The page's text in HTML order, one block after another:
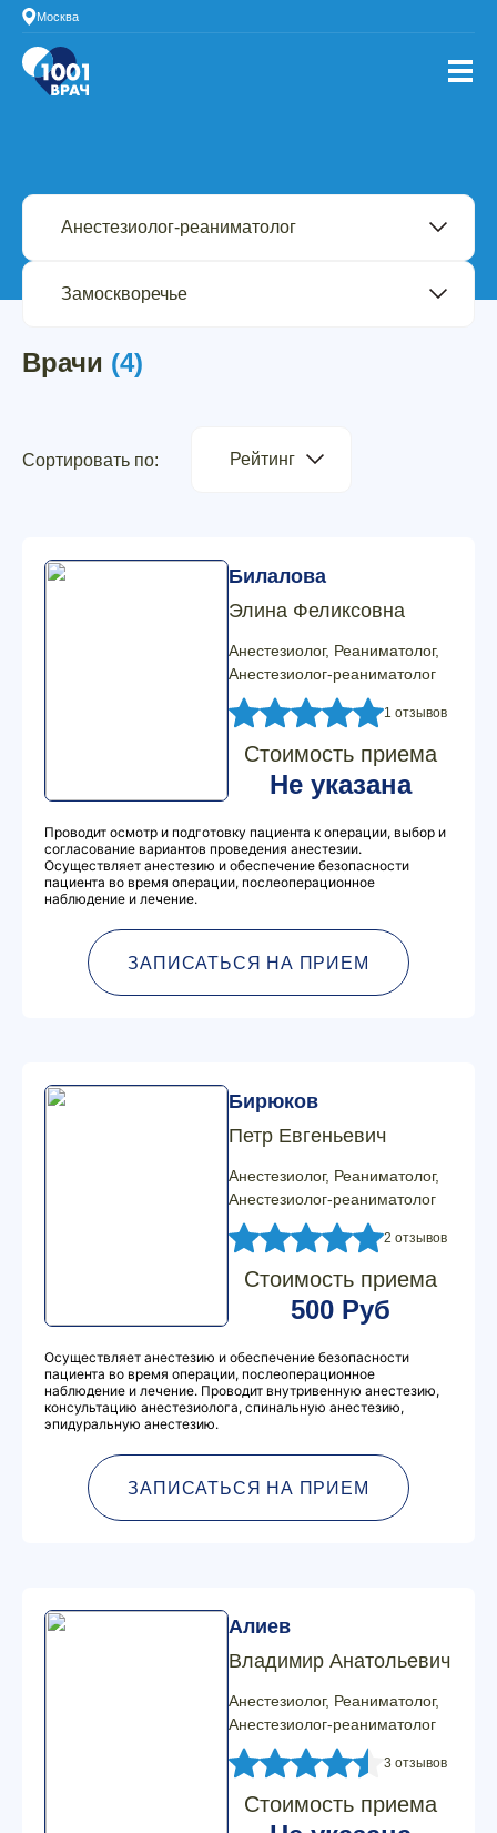
Москва
Врачи (4)
Сортировать по: Рейтинг
Билалова
Элина Феликсовна
Анестезиолог, Реаниматолог,
Анестезиолог-реаниматолог
1 отзывов
Стоимость приема
Не указана
Проводит осмотр и подготовку пациента к операции, выбор и
согласование вариантов проведения анестезии.
Осуществляет анестезию и обеспечение безопасности
пациента во время операции, послеоперационное
наблюдение и лечение.
ЗАПИСАТЬСЯ НА ПРИЕМ
Бирюков
Петр Евгеньевич
Анестезиолог, Реаниматолог,
Анестезиолог-реаниматолог
2 отзывов
Стоимость приема
500 Руб
Осуществляет анестезию и обеспечение безопасности
пациента во время операции, послеоперационное
наблюдение и лечение. Проводит внутривенную анестезию,
консультацию анестезиолога, спинальную анестезию,
эпидуральную анестезию.
ЗАПИСАТЬСЯ НА ПРИЕМ
Алиев
Владимир Анатольевич
Анестезиолог, Реаниматолог,
Анестезиолог-реаниматолог
3 отзывов
Стоимость приема